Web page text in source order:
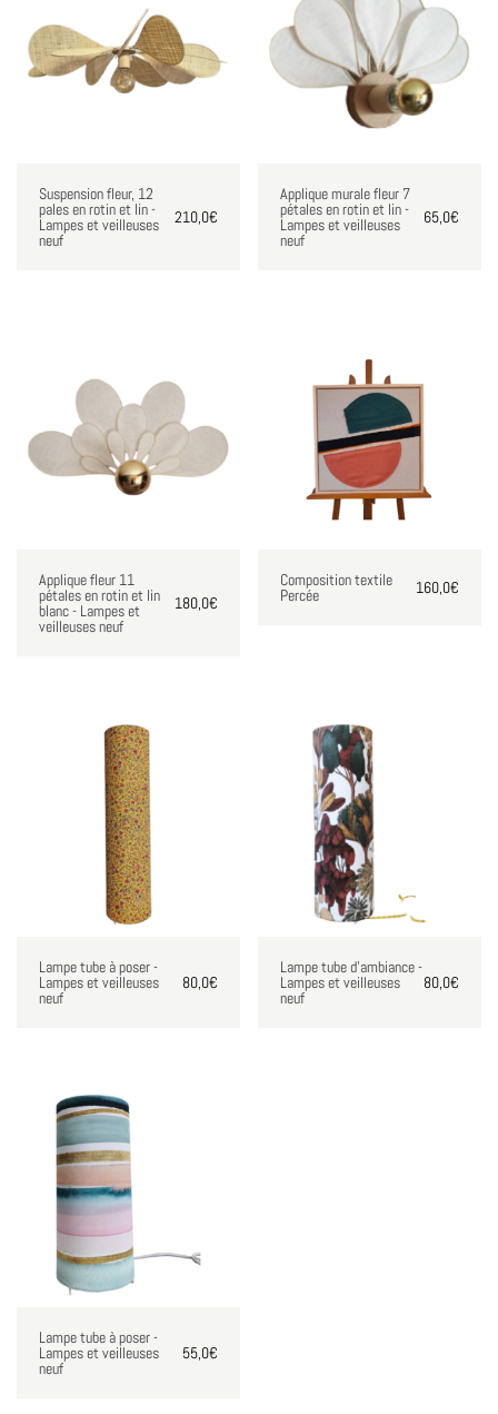
Suspension fleur, 12
pales en rotin et lin -
Lampes et veilleuses
neuf
210,0€
Applique murale fleur 7
pétales en rotin et lin -
Lampes et veilleuses
neuf
65,0€
Applique fleur 11
pétales en rotin et lin
blanc - Lampes et
veilleuses neuf
180,0€
Composition textile
Percée 160,0€
Lampe tube à poser -
Lampes et veilleuses
neuf
80,0€
Lampe tube d'ambiance -
Lampes et veilleuses
neuf
80,0€
Lampe tube à poser -
Lampes et veilleuses
neuf
55,0€